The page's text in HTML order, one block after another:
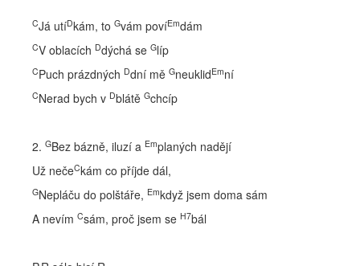
CJá utíDkám, to Gvám povíEmdám
CV oblacích Ddýchá se Glíp
CPuch prázdných Ddní mě GneuklidEmní
CNerad bych v Dblátě Gchcíp
2. GBez bázně, iluzí a Emplaných nadějí
Už nečeCkám co příjde dál,
GNepláču do polštáře, Emkdyž jsem doma sám
A nevím Csám, proč jsem se H7bál